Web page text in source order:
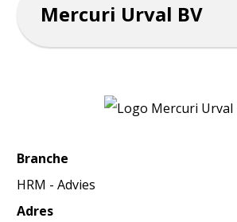
Mercuri Urval BV
Branche
HRM - Advies
Adres